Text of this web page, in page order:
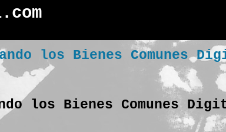
los Bienes Comunes